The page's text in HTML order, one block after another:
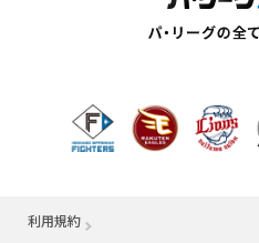
利用規約